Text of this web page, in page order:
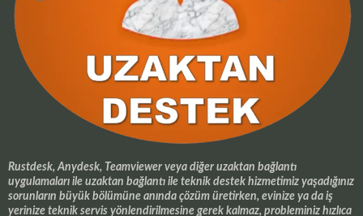
Rustdesk, Anydesk, Teamviewer veya diğer uzaktan bağlantı
uygulamaları ile uzaktan bağlantı ile teknik destek hizmetimiz yaşadığınız
sorunların büyük bölümüne anında çözüm üretirken, evinize ya da iş
yerinize teknik servis yönlendirilmesine gerek kalmaz, probleminiz hızlıca